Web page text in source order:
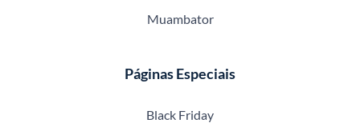
Muambator
Páginas Especiais
Black Friday